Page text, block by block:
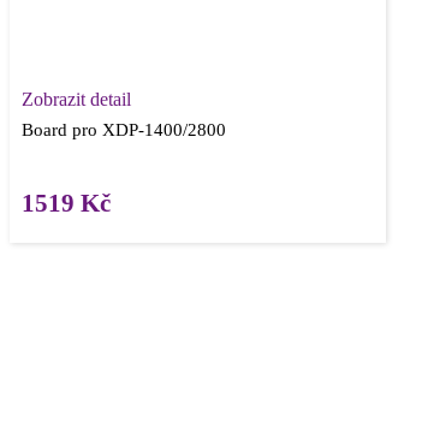
Zobrazit detail
Board pro XDP-1400/2800
1519 Kč